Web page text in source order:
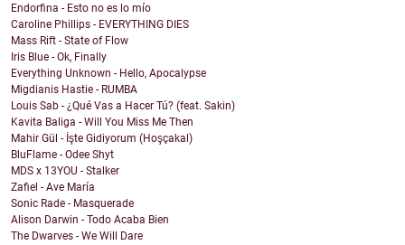
Endorfina - Esto no es lo mío
Caroline Phillips - EVERYTHING DIES
Mass Rift - State of Flow
Iris Blue - Ok, Finally
Everything Unknown - Hello, Apocalypse
Migdianis Hastie - RUMBA
Louis Sab - ¿Qué Vas a Hacer Tú? (feat. Sakin)
Kavita Baliga - Will You Miss Me Then
Mahir Gül - İşte Gidiyorum (Hoşçakal)
BluFlame - Odee Shyt
MDS x 13YOU - Stalker
Zafiel - Ave María
Sonic Rade - Masquerade
Alison Darwin - Todo Acaba Bien
The Dwarves - We Will Dare